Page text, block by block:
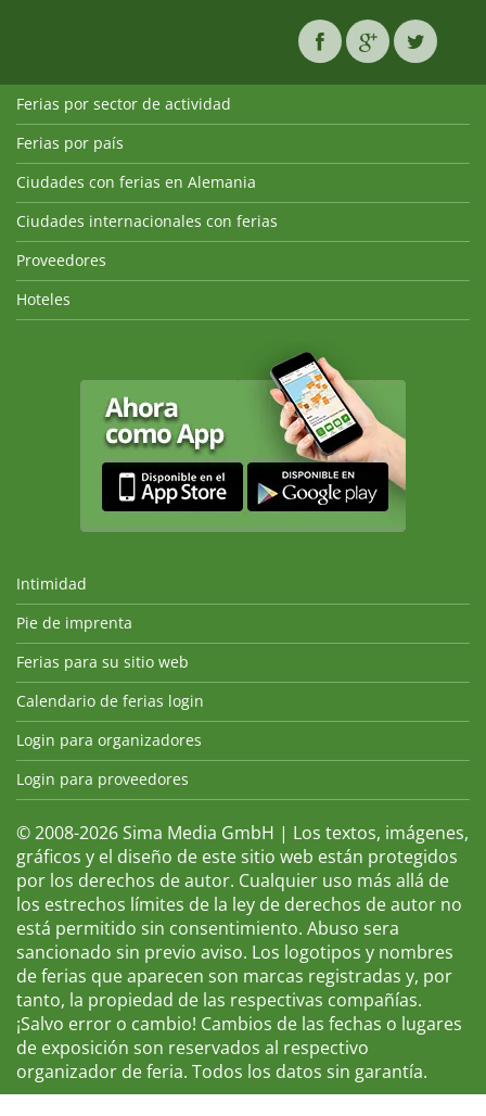
Ferias por sector de actividad
Ferias por país
Ciudades con ferias en Alemania
Ciudades internacionales con ferias
Proveedores
Hoteles
Intimidad
Pie de imprenta
Ferias para su sitio web
Calendario de ferias login
Login para organizadores
Login para proveedores
© 2008-2026 Sima Media GmbH | Los textos, imágenes,
gráficos y el diseño de este sitio web están protegidos
por los derechos de autor. Cualquier uso más allá de
los estrechos límites de la ley de derechos de autor no
está permitido sin consentimiento. Abuso sera
sancionado sin previo aviso. Los logotipos y nombres
de ferias que aparecen son marcas registradas y, por
tanto, la propiedad de las respectivas compañías.
¡Salvo error o cambio! Cambios de las fechas o lugares
de exposición son reservados al respectivo
organizador de feria. Todos los datos sin garantía.